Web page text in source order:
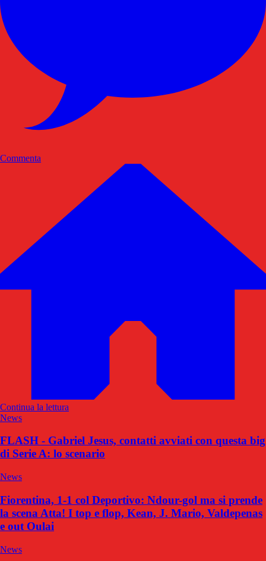
Commenta
Continua la lettura
News
FLASH - Gabriel Jesus, contatti avviati con questa big
di Serie A: lo scenario
News
Fiorentina, 1-1 col Deportivo: Ndour-gol ma si prende
la scena Atta! I top e flop, Kean, J. Mario, Valdepenas
e out Oulai
News